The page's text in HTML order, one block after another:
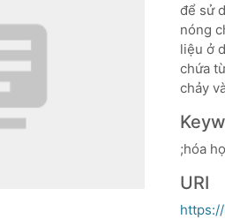
để sử
nóng
liệu ở
chứa
chảy
;hóa
URI